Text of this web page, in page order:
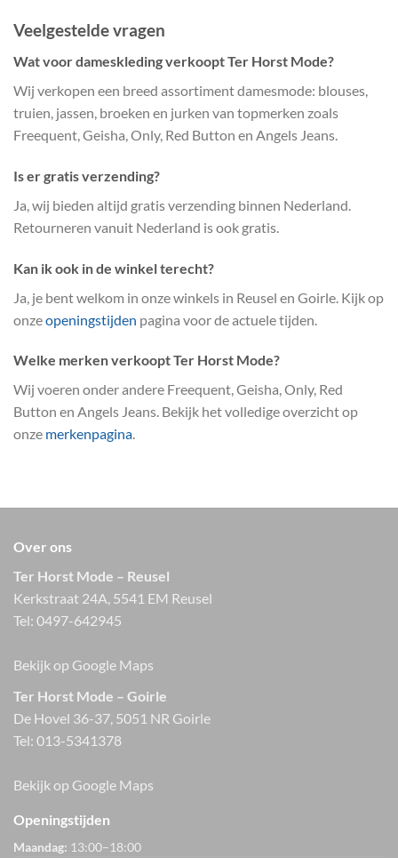
Veelgestelde vragen
Wat voor dameskleding verkoopt Ter Horst Mode?
Wij verkopen een breed assortiment damesmode: blouses,
truien, jassen, broeken en jurken van topmerken zoals
Freequent, Geisha, Only, Red Button en Angels Jeans.
Is er gratis verzending?
Ja, wij bieden altijd gratis verzending binnen Nederland.
Retourneren vanuit Nederland is ook gratis.
Kan ik ook in de winkel terecht?
Ja, je bent welkom in onze winkels in Reusel en Goirle. Kijk op
onzeopeningstijden pagina voor de actuele tijden.
Welke merken verkoopt Ter Horst Mode?
Wij voeren onder andere Freequent, Geisha, Only, Red
Button en Angels Jeans. Bekijk het volledige overzicht op
onze merkenpagina.
Over ons
Ter Horst Mode – Reusel
Kerkstraat 24A, 5541 EM Reusel
Tel: 0497-642945
Bekijk op Google Maps
Ter Horst Mode – Goirle
De Hovel 36-37, 5051 NR Goirle
Tel: 013-5341378
Bekijk op Google Maps
Openingstijden
Maandag: 13:00–18:00